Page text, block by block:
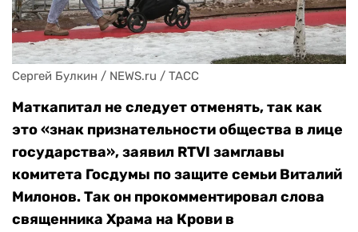
Сергей Булкин / NEWS.ru / TACC
Маткапитал не следует отменять, так как
это «знак признательности общества в лице
государства», заявил RTVI замглавы
комитета Госдумы по защите семьи Виталий
Милонов. Так он прокомментировал слова
священника Храма на Крови в